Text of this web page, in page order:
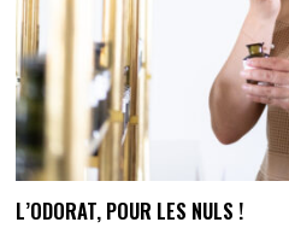
L’ODORAT, POUR LES NULS !